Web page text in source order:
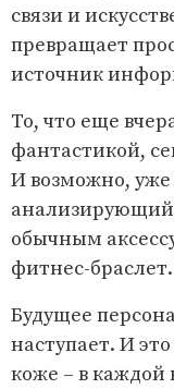
связи и
превращает
источник
То, что еще
фантастикой,
И возможно,
анализирующий
обычным
фитнес-браслет.
Будущее
наступает. И
коже – в каждой